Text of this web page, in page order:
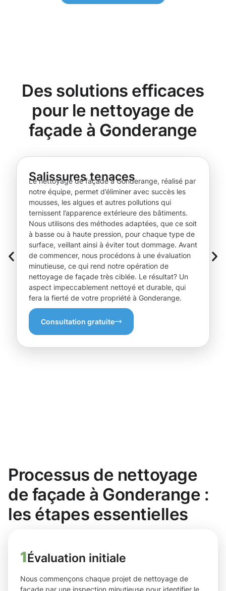
Des solutions efficaces
pour le nettoyage de
façade à Gonderange
Salissures tenaces
Le nettoyage de façade à Gonderange, réalisé par
notre équipe, permet d’éliminer avec succès les
mousses, les algues et autres pollutions qui
ternissent l’apparence extérieure des bâtiments.
Nous utilisons des méthodes adaptées, que ce soit
à basse ou à haute pression, pour chaque type de
surface, veillant ainsi à éviter tout dommage. Avant
de commencer, nous procédons à une évaluation
minutieuse, ce qui rend notre opération de
nettoyage de façade très ciblée. Le résultat? Un
aspect impeccablement nettoyé et durable, qui
fera la fierté de votre propriété à Gonderange.
Consultation gratuite
Processus de nettoyage
de façade à Gonderange :
les étapes essentielles
1Évaluation initiale
Nous commençons chaque projet de nettoyage de